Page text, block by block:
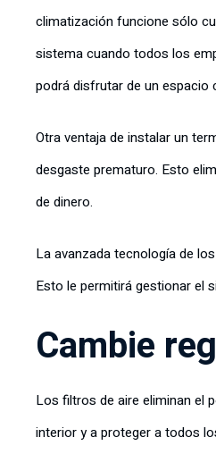
climatización funcione sólo
sistema cuando todos los
podrá disfrutar de un espacio
Otra ventaja de instalar un
desgaste prematuro. Esto
de dinero.
La avanzada tecnología de
Esto le permitirá gestionar el
Cambie
Los filtros de aire eliminan el
interior y a proteger a todos